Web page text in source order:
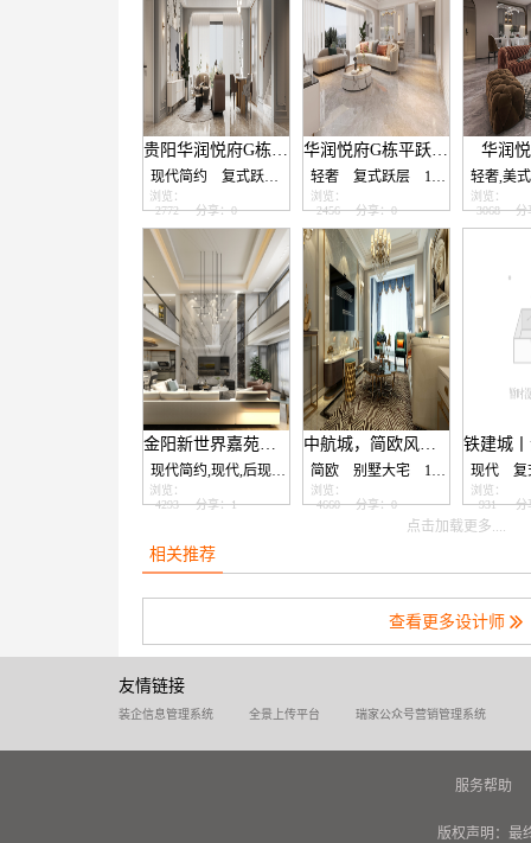
贵阳华润悦府G栋平现代简约装修设计
现代简约 复式跃层 160.0㎡
浏览：
2772
分享：0
华润悦府G栋平跃层装修设计案例贵阳星艺装饰公司
轻奢 复式跃层 160.0㎡
浏览：
2456
分享：0
华润
轻奢,美式
浏览：
3068
分
金阳新世界嘉苑现代风格复式楼装修设计
现代简约,现代,后现代 复式跃层 300.0㎡
浏览：
4293
分享：1
中航城，简欧风格设计案例
简欧 别墅大宅 107.0㎡
浏览：
4660
分享：0
现代 复
浏览：
931
分
点击加载更多....
相关推荐
查看更多设计师
友情链接
装企信息管理系统 全景上传平台 瑞家公众号营销管理系统
服务帮助
版权声明：最